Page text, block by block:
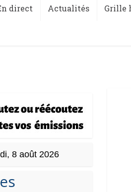
direct Actualités Grille
8 août 2026